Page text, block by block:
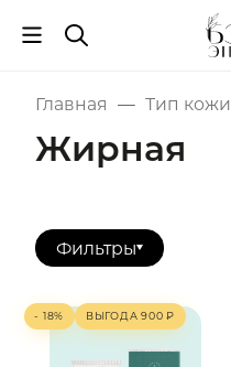
Главная Тип кожи
Жирная
Фильтры
- 18% ВЫГОДА900 ₽